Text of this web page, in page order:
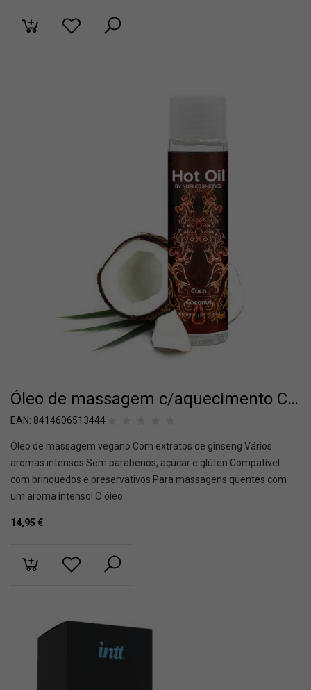
Óleo de massagem c/aquecimento Coco
EAN: 8414606513444
Óleo de massagem vegano Com extratos de ginseng Vários
aromas intensos Sem parabenos, açúcar e glúten Compatível
com brinquedos e preservativos Para massagens quentes com
um aroma intenso! O óleo
14,95 €